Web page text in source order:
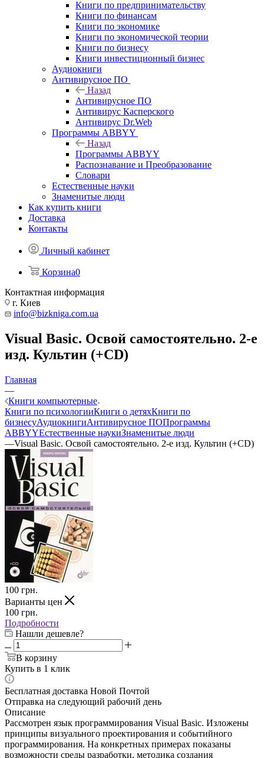
Книги по предпринимательству
Книги по финансам
Книги по экономике
Книги по экономической теории
Книги по бизнесу
Книги инвестиционный бизнес
Аудиокниги
Антивирусное ПО
Назад
Антивирусное ПО
Антивирус Касперского
Антивирус Dr.Web
Программы ABBYY
Назад
Программы ABBYY
Распознавание и Преобразование
Словари
Естественные науки
Знаменитые люди
Как купить книги
Доставка
Контакты
Личный кабинет
Корзина0
Контактная информация
г. Киев
info@bizkniga.com.ua
Visual Basic. Освой самостоятельно. 2-е
изд. Культин (+CD)
Главная
—
Книги компьютерные
Книги по психологииКниги о детяхКниги по
бизнесуАудиокнигиАнтивирусное ПОПрограммы
ABBYYЕстественные наукиЗнаменитые люди
—Visual Basic. Освой самостоятельно. 2-е изд. Культин (+CD)
100 грн.
Варианты цен
100 грн.
Подробности
Нашли дешевле?
В корзину
Купить в 1 клик
Бесплатная доставка Новой Почтой
Отправка на следующий рабочий день
Описание
Рассмотрен язык программирования Visual Basic. Изложены
принципы визуального проектирования и событийного
программирования. На конкретных примерах показаны
возможности среды разработки, методика создания